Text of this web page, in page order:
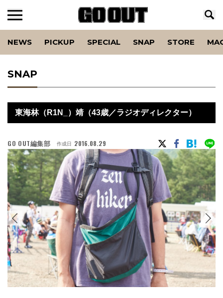
NEWS PICKUP SPECIAL SNAP STORE
SNAP
東海林（R1N_）靖（43歳／ラジオディレクター）
GO OUT編集部 作成日 2016.08.29